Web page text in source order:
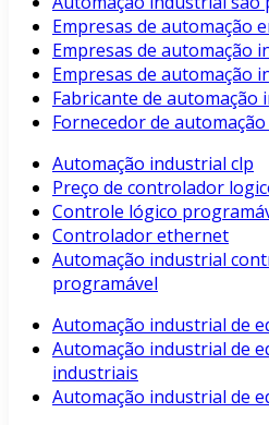
Empresas de automação
Empresas de automação
Empresas de automação
Fabricante de automação
Fornecedor de
Automação industrial clp
Preço de controlador
Controle lógico
Controlador ethernet
Automação industrial
programável
Automação industrial de
Automação industrial de
industriais
Automação industrial de